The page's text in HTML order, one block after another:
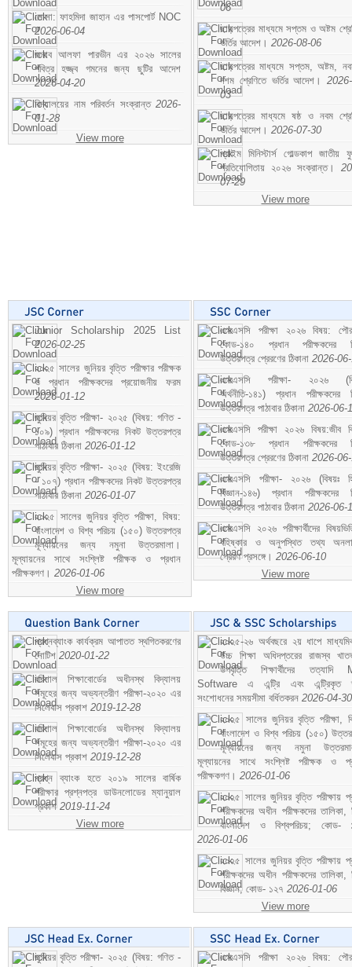
মোসা: ফাহমিদা জাহান এর পাসপোর্ট NOC
2026-06-04
জনাব আলফা পারভীন এর ২০২৬ সালের
পবিত্র হজ্জ্ব গমনের জন্য ছুটির আদেশ
2026-04-20
বিদ্যালয়ের নাম পরিবর্তন সংক্রান্ত 2026-
01-28
View more
06
ছাড়পত্রের মাধ্যমে সপ্তম ও অষ্টম
ভর্তির আদেশ। 2026-08-06
ছাড়পত্রের মাধ্যমে সপ্তম, অষ্টম,
দশম শ্রেণিতে ভর্তির আদেশ।
03
ছাড়পত্রের মাধ্যমে ষষ্ঠ ও নবম
ভর্তির আদেশ। 2026-07-30
প্রাইম মিনিস্টার্স গোল্ডকাপ জাতীয়
প্রতিযোগিতায় ২০২৬ সংক্রান্ত।
07-29
View more
Junior Scholarship 2025 List
2026-02-25
২০২৫ সালের জুনিয়র বৃত্তি পরীক্ষার পরীক্ষক
ও প্রধান পরীক্ষকদের প্রয়োজনীয় ফরম
2026-01-12
জুনিয়র বৃত্তি পরীক্ষা- ২০২৫ (বিষয়: গণিত -
১০৯) প্রধান পরীক্ষকদের নিকট উত্তরপত্র
পাঠাবার ঠিকানা 2026-01-12
জুনিয়র বৃত্তি পরীক্ষা- ২০২৫ (বিষয়: ইংরেজি
- ১০৭) প্রধান পরীক্ষকদের নিকট উত্তরপত্র
পাঠাবার ঠিকানা 2026-01-07
২০২৫ সালের জুনিয়র বৃত্তি পরীক্ষা, বিষয়:
বাংলাদেশ ও বিশ্ব পরিচয় (১৫০) উত্তরপত্র
মূল্যায়নের জন্য নমুনা উত্তরমালা।
মূল্যায়নের সাথে সংশ্লিষ্ট পরীক্ষক ও প্রধান
পরীক্ষকগণ। 2026-01-06
View more
এসএসসি পরীক্ষা ২০২৬ বিষয়:
কোড-১৪০ প্রধান পরীক্ষকদের
উত্তরপত্র প্রেরণের ঠিকানা 2026-
এসএসসি পরীক্ষা- ২০২৬
অর্থনীতি-১৪১) প্রধান পরীক্ষকদের
উত্তরপত্র পাঠাবার ঠিকানা 2026-06-
এসএসসি পরীক্ষা ২০২৬ বিষয়:জীব
কোড-১৩৮ প্রধান পরীক্ষকদের
উত্তরপত্র প্রেরণের ঠিকানা 2026-
এসএসসি পরীক্ষা- ২০২৬ (বিষয়ঃ
বিজ্ঞান-১৪৬) প্রধান পরীক্ষকদের
উত্তরপত্র পাঠাবার ঠিকানা 2026-06-
এসএসসি ২০২৬ পরীক্ষার্থীদের
বহিষ্কার ও অনুপস্থিত তথ্য
প্রেরণ প্রসঙ্গে। 2026-06-10
View more
প্রশ্নব্যাংক কার্যক্রম আপাতত স্থগিতকরণের
নোটিশ 2020-01-22
বরিশাল শিক্ষাবোর্ডের অধীনস্থ বিদ্যালয়
সমূহের জন্য অভ্যন্তরীণ পরীক্ষা-২০২০ এর
সিলেবাস প্রকাশ 2019-12-28
বরিশাল শিক্ষাবোর্ডের অধীনস্থ বিদ্যালয়
সমূহের জন্য অভ্যন্তরীণ পরীক্ষা-২০২০ এর
সিলেবাস প্রকাশ 2019-12-28
প্রশ্ন ব্যাংক হতে ২০১৯ সালের বার্ষিক
পরীক্ষার প্রশ্নপত্র ডাউনলোডের ম্যানুয়াল
প্রকাশ 2019-11-24
View more
২০২৫-২৬ অর্থবছরে ২য় ধাপে
উচ্চ শিক্ষা অধিদপ্তরের রাজস্ব
উপবৃত্তি শিক্ষার্থীদের তত্যাদি
Software এ এন্ট্রি এবং এন্ট্রিকৃত
সংশোধনের সময়সীমা বর্ধিতকরন 2026-04-30
২০২৫ সালের জুনিয়র বৃত্তি পরীক্ষা,
বাংলাদেশ ও বিশ্ব পরিচয় (১৫০)
মূল্যায়নের জন্য নমুনা
মূল্যায়নের সাথে সংশ্লিষ্ট পরীক্ষক ও
পরীক্ষকগণ। 2026-01-06
২০২৫ সালের জুনিয়র বৃত্তি পরীক্ষায়
পরীক্ষকদের অধীন পরীক্ষকদের তালিকা,
বাংলাদেশ ও বিশ্বপরিচয়; কোড-
2026-01-06
২০২৫ সালের জুনিয়র বৃত্তি পরীক্ষায়
পরীক্ষকদের অধীন পরীক্ষকদের তালিকা,
বিজ্ঞান; কোড- ১২৭ 2026-01-06
View more
জুনিয়র বৃত্তি পরীক্ষা- ২০২৫ (বিষয়: গণিত -
এসএসসি পরীক্ষা ২০২৬ বিষয়: